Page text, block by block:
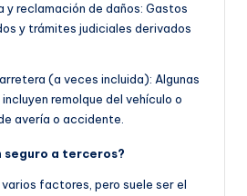
y reclamación de daños: Gastos
y trámites judiciales derivados
(a veces incluida): Algunas
remolque del vehículo o
avería o accidente.
seguro a terceros?
factores, pero suele ser el